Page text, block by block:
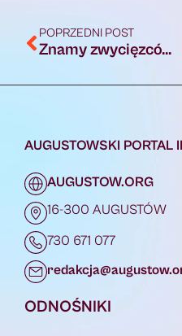
POPRZEDNI POST
Znamy zwycięzców finałów wojewódzkich II edycji Turnieju Gry 1×1 – Pucharu Frugo! Czas na Finał Ogólnopolski na PGE Narodowym!
AUGUSTOWSKI PORTAL
AUGUSTOW.ORG
16-300 AUGUSTÓW
730 671 077
ODNOŚNIKI